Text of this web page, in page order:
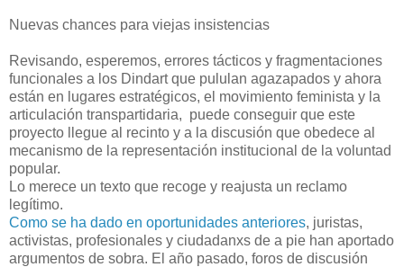
Nuevas chances para viejas insistencias
Revisando, esperemos, errores tácticos y fragmentaciones
funcionales a los Dindart que pululan agazapados y ahora
están en lugares estratégicos, el movimiento feminista y la
articulación transpartidaria, puede conseguir que este
proyecto llegue al recinto y a la discusión que obedece al
mecanismo de la representación institucional de la voluntad
popular.
Lo merece un texto que recoge y reajusta un reclamo
legítimo.
Como se ha dado en oportunidades anteriores, juristas,
activistas, profesionales y ciudadanxs de a pie han aportado
argumentos de sobra. El año pasado, foros de discusión